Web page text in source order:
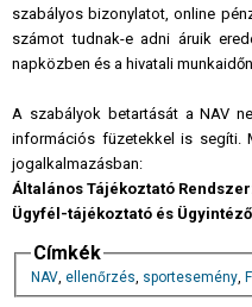
szabályos bizonylatot, online
számot tudnak-e adni áruik
napközben és a hivatali
A szabályok betartását a NAV
információs füzetekkel is segíti.
jogalkalmazásban:
Általános Tájékoztató
Ügyfél-tájékoztató és
Címkék
NAV, ellenőrzés, sportesemény,